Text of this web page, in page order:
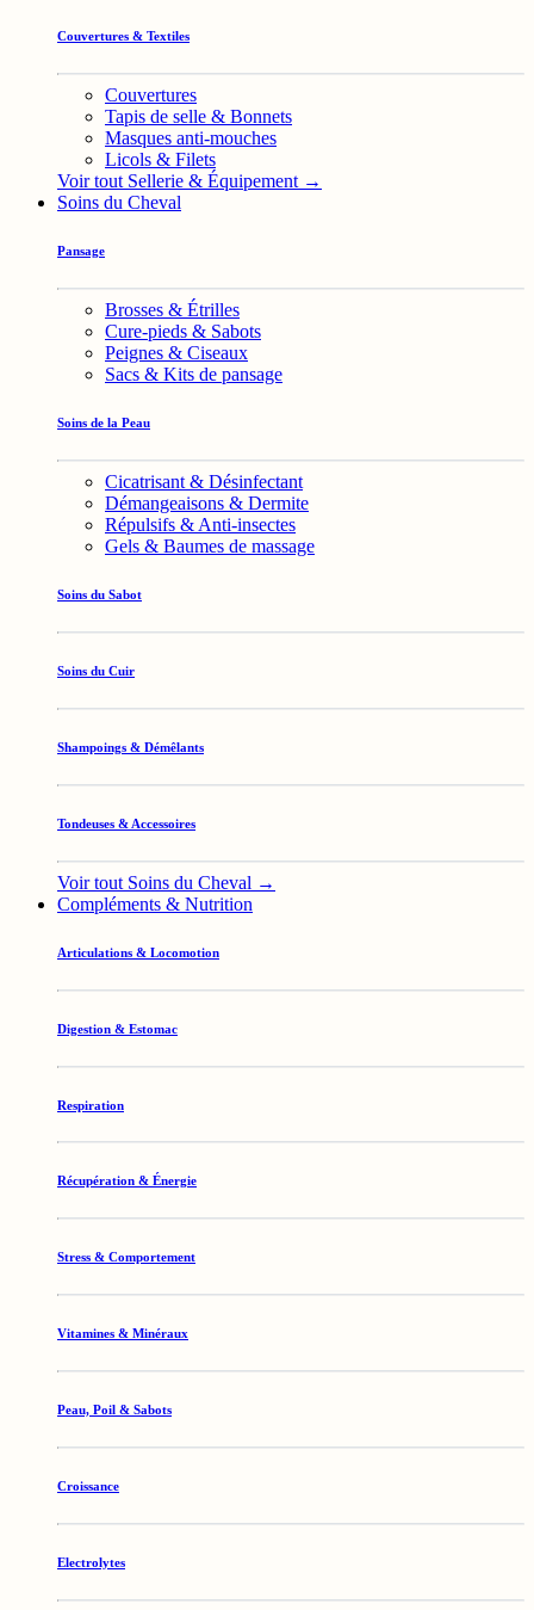
Couvertures & Textiles
Couvertures
Tapis de selle & Bonnets
Masques anti-mouches
Licols & Filets
Voir tout Sellerie & Équipement →
Soins du Cheval
Pansage
Brosses & Étrilles
Cure-pieds & Sabots
Peignes & Ciseaux
Sacs & Kits de pansage
Soins de la Peau
Cicatrisant & Désinfectant
Démangeaisons & Dermite
Répulsifs & Anti-insectes
Gels & Baumes de massage
Soins du Sabot
Soins du Cuir
Shampoings & Démêlants
Tondeuses & Accessoires
Voir tout Soins du Cheval →
Compléments & Nutrition
Articulations & Locomotion
Digestion & Estomac
Respiration
Récupération & Énergie
Stress & Comportement
Vitamines & Minéraux
Peau, Poil & Sabots
Croissance
Electrolytes